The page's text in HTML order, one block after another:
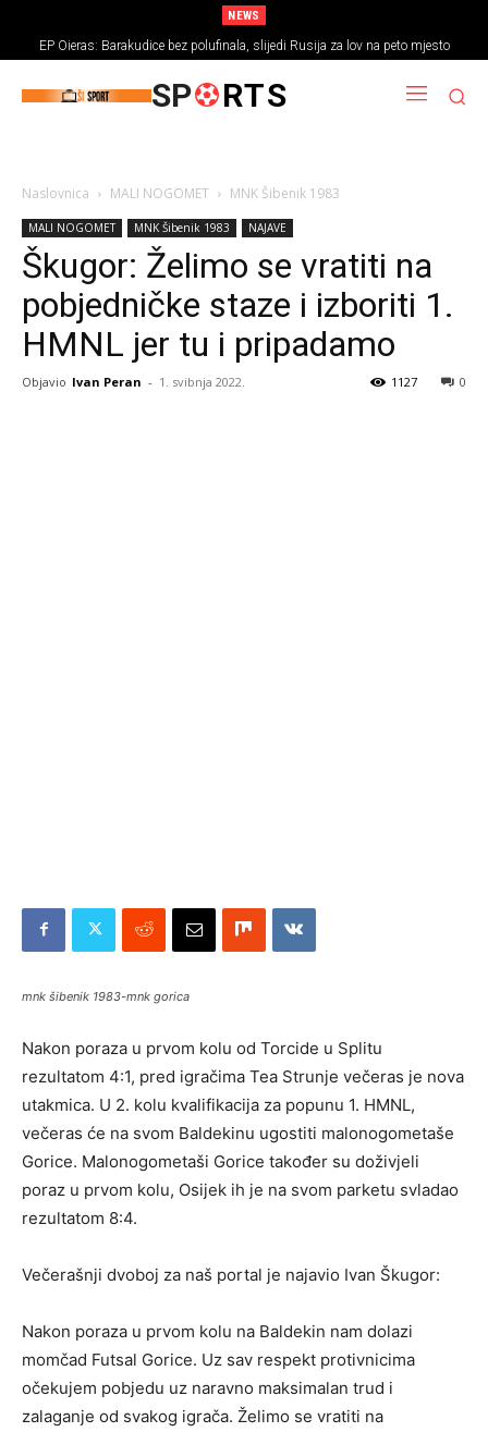
NEWS
EP Oieras: Barakudice bez polufinala, slijedi Rusija za lov na peto mjesto
SP RTS
Naslovnica MALI NOGOMET MNK Šibenik 1983
MALI NOGOMET MNK Šibenik 1983 NAJAVE
Škugor: Želimo se vratiti na
pobjedničke staze i izboriti 1.
HMNL jer tu i pripadamo
Objavio Ivan Peran - 1. svibnja 2022. 0
1127
mnk šibenik 1983-mnk gorica
Nakon poraza u prvom kolu od Torcide u Splitu
rezultatom 4:1, pred igračima Tea Strunje večeras je nova
utakmica. U 2. kolu kvalifikacija za popunu 1. HMNL,
večeras će na svom Baldekinu ugostiti malonogometaše
Gorice. Malonogometaši Gorice također su doživjeli
poraz u prvom kolu, Osijek ih je na svom parketu svladao
rezultatom 8:4.
Večerašnji dvoboj za naš portal je najavio Ivan Škugor:
Nakon poraza u prvom kolu na Baldekin nam dolazi
momčad Futsal Gorice. Uz sav respekt protivnicima
očekujem pobjedu uz naravno maksimalan trud i
zalaganje od svakog igrača. Želimo se vratiti na